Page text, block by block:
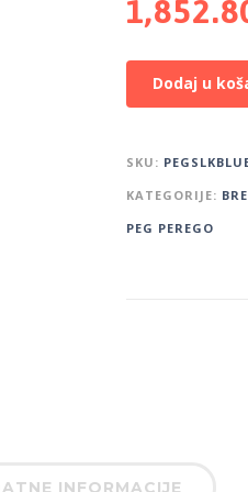
Dodaj u
SKU:
KATEGORIJE:
PEG PEREGO
INFORMACIJE